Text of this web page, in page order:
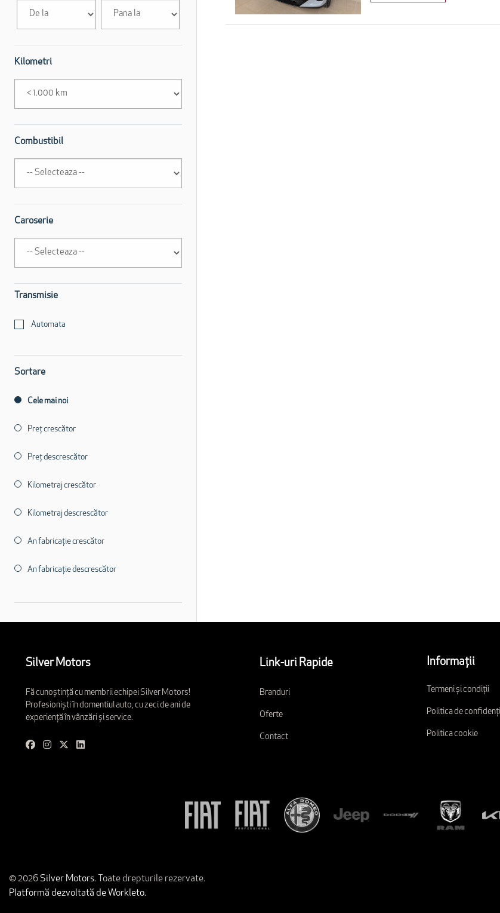
Kilometri
Combustibil
Caroserie
Transmisie
Automata
Sortare
Cele mai noi
Preț crescător
Preț descrescător
Kilometraj crescător
Kilometraj descrescător
An fabricație crescător
An fabricație descrescător
Silver Motors
Fă cunoștință cu membrii echipei Silver Motors!
Profesioniști în domentiul auto, cu zeci de ani de
experiență în vânzări și service.
Link-uri Rapide
Branduri
Oferte
Contact
Informații
Termeni și condiții
Politica de
Politica cookie
© 2026 Silver Motors. Toate drepturile rezervate.
Platformă dezvoltată de Workleto.